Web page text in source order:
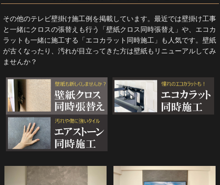
その他のテレビ壁掛け施工例を掲載しています。最近では壁掛け工事
と一緒にクロスの張替えも行う「壁紙クロス同時張替え」や、エコカ
ラットも一緒に施工する「エコカラット同時施工」も人気です。壁紙
が古くなったり、汚れが目立ってきた方は壁紙もリニューアルしてみ
ませんか？